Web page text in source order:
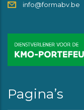
info@formabv.be
Pagina’s